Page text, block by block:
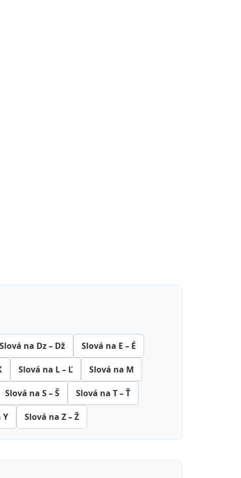
Slová na Dz – Dž Slová na E – É
Slová na L – Ľ Slová na M
Slová na S – Š Slová na T – Ť
Y Slová na Z – Ž